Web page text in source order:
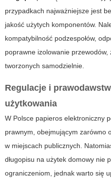
przypadkach najważniejsze jest
jakość użytych komponentów.
kompatybilność podzespołów,
poprawne izolowanie przewodów,
tworzonych samodzielnie.
Regulacje i
użytkowania
W Polsce papieros elektroniczny
prawnym, obejmującym zarówno
w miejscach publicznych.
długopisu na użytek domowy nie
ograniczeniom, jednak warto się